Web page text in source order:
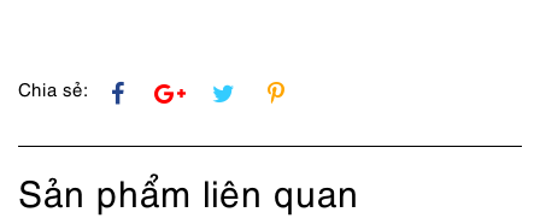
lượng
Chia sẻ:
Sản phẩm liên quan